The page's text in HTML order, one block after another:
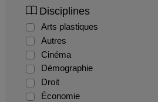
Entretien / Témoignage /
Fiction
Film pédagogique
Reportage
Disciplines
Arts plastiques
Autres
Cinéma
Démographie
Droit
Économie